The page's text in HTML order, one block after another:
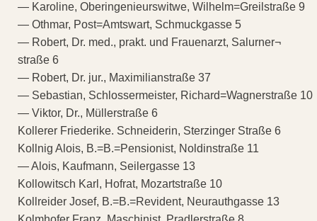
— Karoline, Oberingenieurswitwe, Wilhelm=Greilstraße 9
— Othmar, Post=Amtswart, Schmuckgasse 5
— Robert, Dr. med., prakt. und Frauenarzt, Salurner¬
straße 6
— Robert, Dr. jur., Maximilianstraße 37
— Sebastian, Schlossermeister, Richard=Wagnerstraße 10
— Viktor, Dr., Müllerstraße 6
Kollerer Friederike. Schneiderin, Sterzinger Straße 6
Kollnig Alois, B.=B.=Pensionist, Noldinstraße 11
— Alois, Kaufmann, Seilergasse 13
Kollowitsch Karl, Hofrat, Mozartstraße 10
Kollreider Josef, B.=B.=Revident, Neurauthgasse 13